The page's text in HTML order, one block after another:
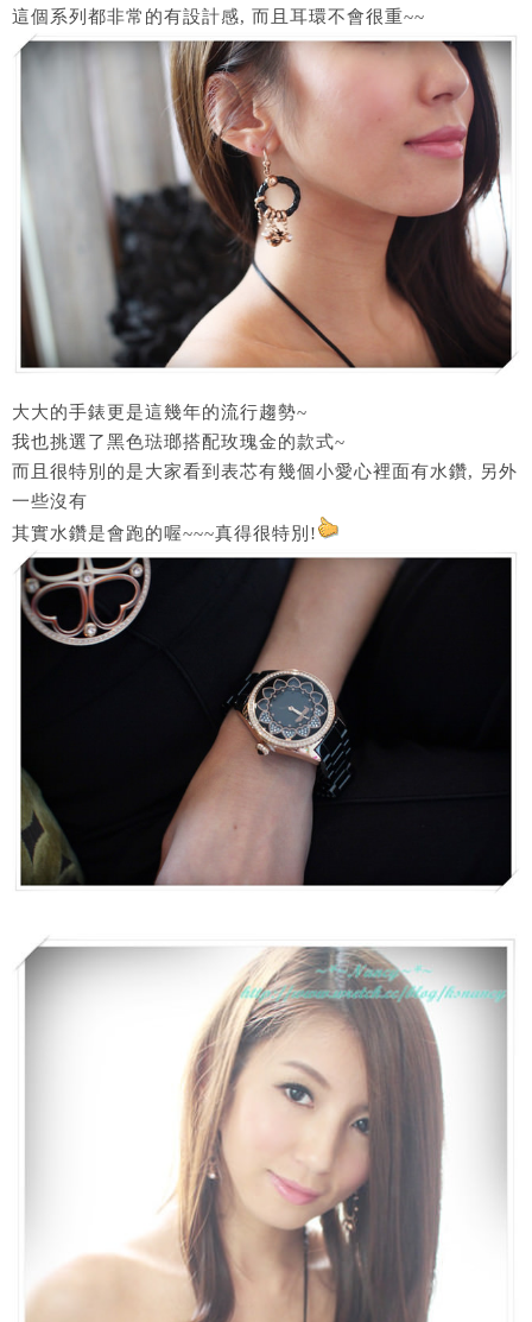
這個系列都非常的有設計感, 而且耳環不會很重~~
大大的手錶更是這幾年的流行趨勢~
我也挑選了黑色琺瑯搭配玫瑰金的款式~
而且很特別的是大家看到表芯有幾個小愛心裡面有水鑽, 另外
一些沒有
其實水鑽是會跑的喔~~~真得很特別!